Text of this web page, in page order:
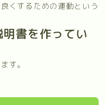
くするための運動という
書を作ってい
す。